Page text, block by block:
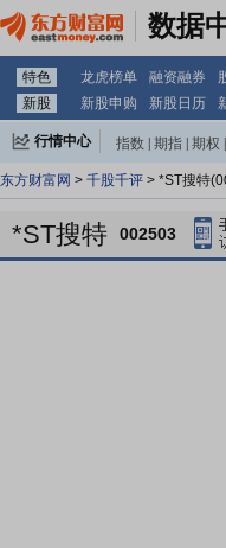
数据
特色 龙虎榜单 融资融券
新股
新股申购 新股日历
行情中心 指数 期指 期权
东方财富网 > 千股千评 > *ST搜特
*ST搜特 002503